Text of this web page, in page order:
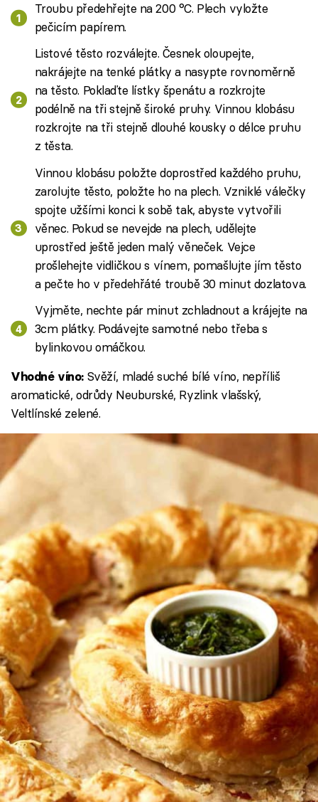
Troubu předehřejte na 200 °C. Plech vyložte
pečicím papírem.
Listové těsto rozválejte. Česnek oloupejte,
nakrájejte na tenké plátky a nasypte rovnoměrně
na těsto. Poklaďte lístky špenátu a rozkrojte
podélně na tři stejně široké pruhy. Vinnou klobásu
rozkrojte na tři stejně dlouhé kousky o délce pruhu
z těsta.
Vinnou klobásu položte doprostřed každého pruhu,
zarolujte těsto, položte ho na plech. Vzniklé válečky
spojte užšími konci k sobě tak, abyste vytvořili
věnec. Pokud se nevejde na plech, udělejte
uprostřed ještě jeden malý věneček. Vejce
prošlehejte vidličkou s vínem, pomašlujte jím těsto
a pečte ho v předehřáté troubě 30 minut dozlatova.
Vyjměte, nechte pár minut zchladnout a krájejte na
3cm plátky. Podávejte samotné nebo třeba s
bylinkovou omáčkou.
Vhodné víno:Svěží, mladé suché bílé víno, nepříliš
aromatické, odrůdy Neuburské, Ryzlink vlašský,
Veltlínské zelené.